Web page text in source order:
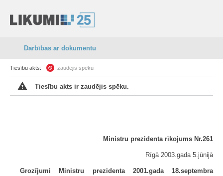
Darbības ar dokumentu
Tiesību akts: zaudējis spēku
Tiesību akts ir zaudējis spēku.
Ministru prezidenta rīkojums Nr.261
Rīgā 2003.gada 5.jūnijā
Grozījumi Ministru prezidenta 2001.gada 18.septembra